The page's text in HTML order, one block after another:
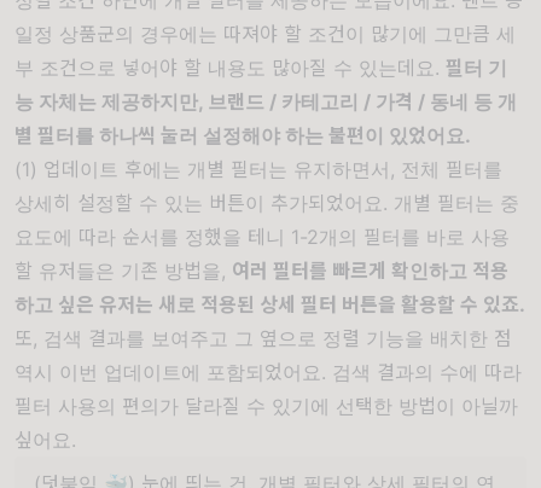
일정 상품군의 경우에는 따져야 할 조건이 많기에 그만큼 세
부 조건으로 넣어야 할 내용도 많아질 수 있는데요. 필터 기
능 자체는 제공하지만, 브랜드 / 카테고리 / 가격 / 동네 등 개
별 필터를 하나씩 눌러 설정해야 하는 불편이 있었어요.
(1) 업데이트 후에는 개별 필터는 유지하면서, 전체 필터를
상세히 설정할 수 있는 버튼이 추가되었어요. 개별 필터는 중
요도에 따라 순서를 정했을 테니 1-2개의 필터를 바로 사용
할 유저들은 기존 방법을, 여러 필터를 빠르게 확인하고 적용
하고 싶은 유저는 새로 적용된 상세 필터 버튼을 활용할 수 있죠.
또, 검색 결과를 보여주고 그 옆으로 정렬 기능을 배치한 점
역시 이번 업데이트에 포함되었어요. 검색 결과의 수에 따라
필터 사용의 편의가 달라질 수 있기에 선택한 방법이 아닐까
싶어요.
(덧붙임 🐳) 눈에 띄는 건, 개별 필터와 상세 필터의 연